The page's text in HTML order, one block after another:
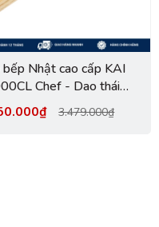
bếp Nhật cao cấp KAI
Chef - Dao thái
AE5256 (210mm)
3.479.000₫